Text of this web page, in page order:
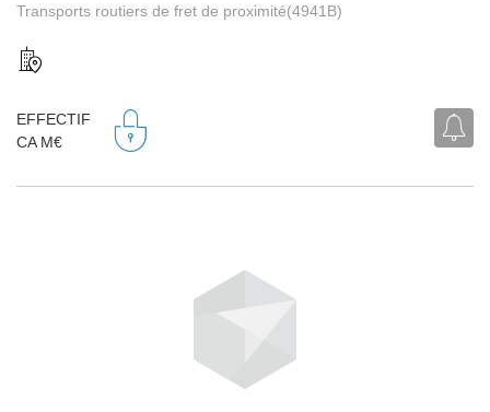
Transports routiers de fret de proximité(4941B)
EFFECTIF
CA M€